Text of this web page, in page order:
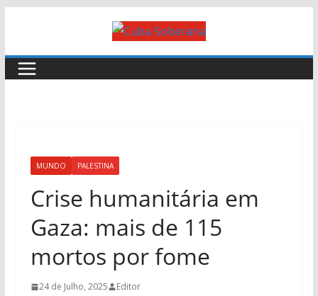
MUNDO PALESTINA
Crise humanitária em
Gaza: mais de 115
mortos por fome
24 de Julho, 2025 Editor